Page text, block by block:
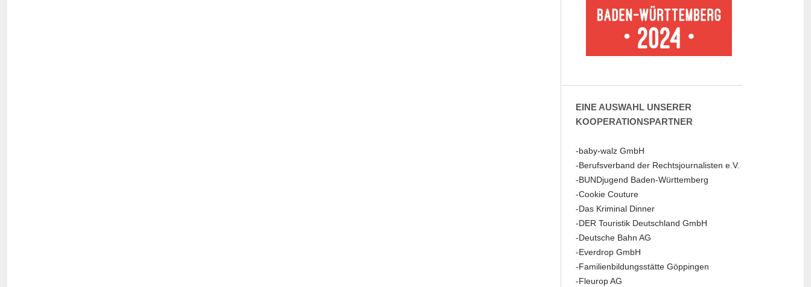
EINE AUSWAHL UNSERER
KOOPERATIONSPARTNER
-baby-walz GmbH
-Berufsverband der Rechtsjournalisten e.V.
-BUNDjugend Baden-Württemberg
-Cookie Couture
-Das Kriminal Dinner
-DER Touristik Deutschland GmbH
-Deutsche Bahn AG
-Everdrop GmbH
-Familienbildungsstätte Göppingen
-Fleurop AG